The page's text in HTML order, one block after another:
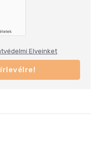
Elveinket